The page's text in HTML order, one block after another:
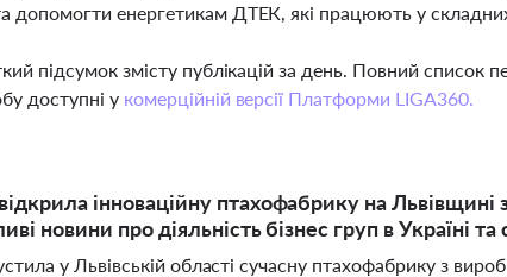
допомогти енергетикам ДТЕК, які працюють у
підсумок змісту публікацій за день. Повний список
доступні у комерційній версії Платформи LIGA360.
інноваційну птахофабрику на
новини про діяльність бізнес груп в Україні та
у Львівській області сучасну птахофабрику з